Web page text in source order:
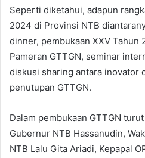
Seperti diketahui, adapun
2024 di Provinsi NTB
dinner, pembukaan XXV Tahun
Pameran GTTGN, seminar
diskusi sharing antara inovator
penutupan GTTGN.
Dalam pembukaan GTTGN
Gubernur NTB Hassanudin,
NTB Lalu Gita Ariadi, Kepapal